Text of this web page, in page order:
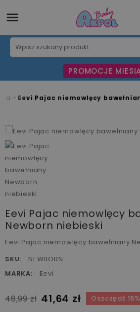
PROMOCJE
Eevi Pajac niemowlęcy
Eevi Pajac niemowlęcy
Newborn niebieski
Eevi Pajac niemowlęcy bawełniany
SKU:
NEWBORN
MARKA:
Eevi
48,99 zł 41,64 zł Oszczędź 15%